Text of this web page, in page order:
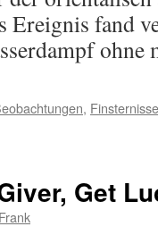
Ereignis fand
,
Get
Frank